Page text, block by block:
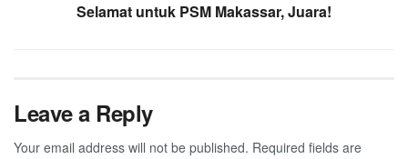
Selamat untuk PSM Makassar, Juara!
Leave a Reply
Your email address will not be published. Required fields are